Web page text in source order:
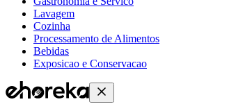
Lavagem
Cozinha
Processamento de Alimentos
Bebidas
Exposicao e Conservacao